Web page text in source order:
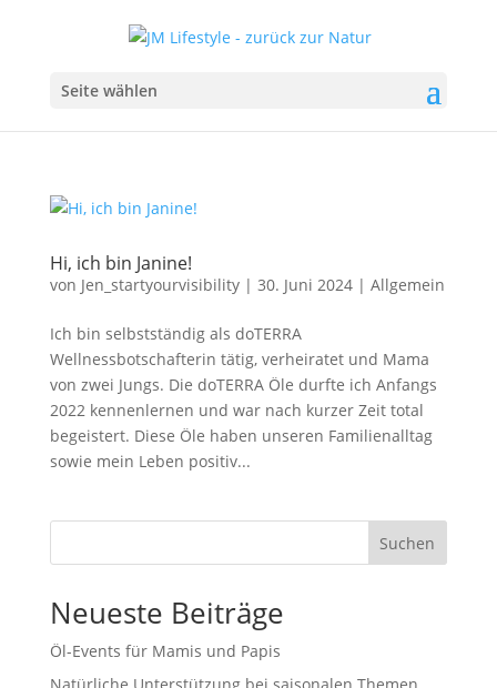
Seite wählen
Hi, ich bin Janine!
von Jen_startyourvisibility| 30. Juni 2024| Allgemein
Ich bin selbstständig als doTERRA
Wellnessbotschafterin tätig, verheiratet und Mama
von zwei Jungs. Die doTERRA Öle durfte ich Anfangs
2022 kennenlernen und war nach kurzer Zeit total
begeistert. Diese Öle haben unseren Familienalltag
sowie mein Leben positiv...
Suchen
Neueste Beiträge
Öl-Events für Mamis und Papis